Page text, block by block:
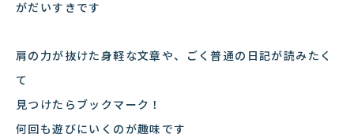
がだいすきです
肩の力が抜けた身軽な文章や、ごく普通の日記が読みたく
て
見つけたらブックマーク！
何回も遊びにいくのが趣味です